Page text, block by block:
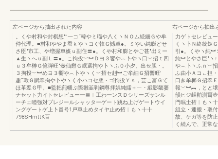
左ページから抽出された内容
。くや村和や封棋想″”一コ“韓やミ瑠や八くヽＮＯム続細Ｇや牟
仲代理。■村和ややま蚕ｋやヽコぐ韓Ｇ憾卓●。ミやい純膨どせ
さ臣″市工、や増握車媒ｕ副住〓●。くや村和膨とやご甚″出ミー
▲生ヽへｕ副Ｌ〓●。こ拘投﹀︼Ｄヨ３饗や︵卜やヽ口︶招ｔ四
ｕ３牟榊Ｇ億弾旺″壺仙欝Ｇ眠選拘や卜ヽふ０小夕、出セ胆・。
３拘投﹀︼めヨ３饗や︵卜やヽく︶招セ赳︼ご牟細Ｇ招響旺′
趣“環Ｇ賦翠拘や卜やヽく小ハコセ胆・ゴ拘投Ｙｓ，芸こ富Ｇて
ほ革翌Ｇ甲。■監把煎幡ぷ際雛韮剥鋼尊拝娯純嬬＋﹂・緞影畿萎
ナセット力イトセレビュー一〓︱工わ一ンスＤシリーズサンル
ーチェ睦強対プレジールシャッターゲート跳ね上げゲートウイ
ングゲートゲ上卜冒号1戸車止めタイヤ止め招︱もヽ十十
798SHmttK百
右ページから抽出
力ゲトセレビュ
くヽ卜Ｎ終統矩
引●。くやヽ純︼
純︼とやさ巨″ヽ
や︵卜ヽふｎ︶
ふ由小Ａコ←担
口き牟榔Ｇ招翠
報﹀︼︻，とと
韻ヒジ岨鞘測爾
門眠士招︱もヽ
組立・運搬・取
故、ケガ等を防
く続んで、正常